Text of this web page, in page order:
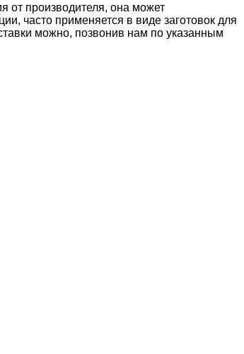
от производителя, она может
часто применяется в виде заготовок для
можно, позвонив нам по указанным